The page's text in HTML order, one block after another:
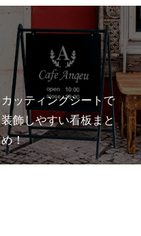
カッティングシートで
装飾しやすい看板まと
め！